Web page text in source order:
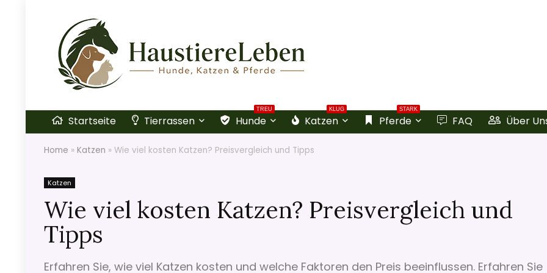
Startseite Tierrassen
TREU
Hunde
KLUG
Katzen
STARK
Pferde FAQ Über
Home » Katzen » Wie viel kosten Katzen? Preisvergleich und Tipps
Katzen
Wie viel kosten Katzen? Preisvergleich und
Tipps
Erfahren Sie, wie viel Katzen kosten und welche Faktoren den Preis beeinflussen. Erfahren Sie